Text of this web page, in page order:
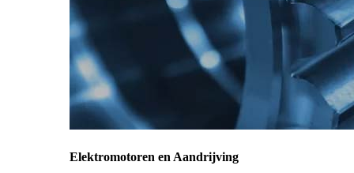
Elektromotoren en Aandrijving